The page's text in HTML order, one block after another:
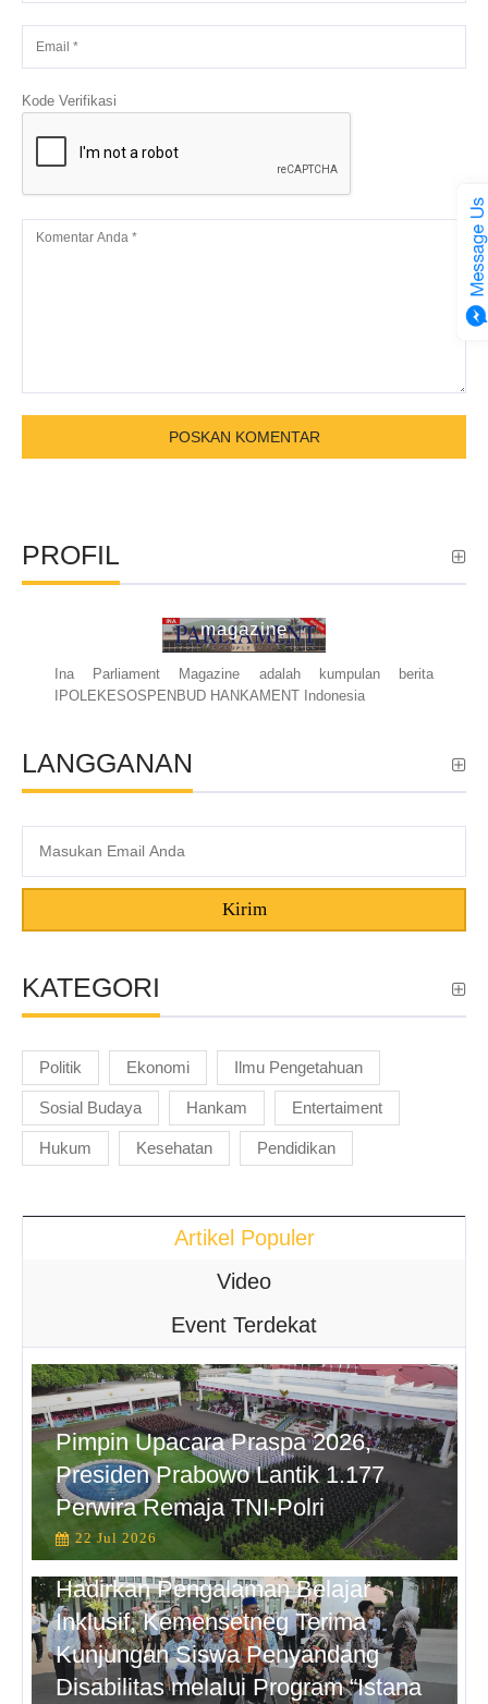
Kode Verifikasi
PROFIL
magazine
Ina Parliament Magazine adalah kumpulan berita
IPOLEKESOSPENBUD HANKAMENT Indonesia
LANGGANAN
Kirim
KATEGORI
Politik Ekonomi Ilmu Pengetahuan
Sosial Budaya Hankam Entertaiment
Hukum Kesehatan Pendidikan
Artikel Populer
Video
Event Terdekat
Pimpin Upacara Praspa 2026,
Presiden Prabowo Lantik 1.177
Perwira Remaja TNI-Polri
22 Jul 2026
Hadirkan Pengalaman Belajar
Inklusif, Kemensetneg Terima
Kunjungan Siswa Penyandang
Disabilitas melalui Program “Istana